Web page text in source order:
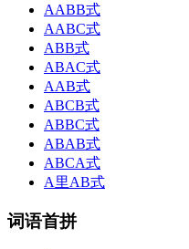
AABB式
AABC式
ABB式
ABAC式
AAB式
ABCB式
ABBC式
ABAB式
ABCA式
A里AB式
词语首拼